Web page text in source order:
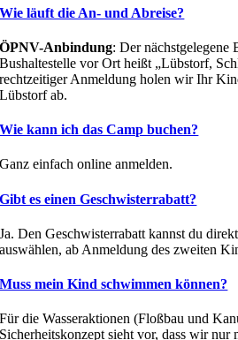
Wie läuft die An- und Abreise?
ÖPNV-Anbindung: Der nächstgelegene
Bushaltestelle vor Ort heißt „Lübstorf,
rechtzeitiger Anmeldung holen wir Ihr
Lübstorf ab.
Wie kann ich das Camp buchen?
Ganz einfach online anmelden.
Gibt es einen Geschwisterrabatt?
Ja. Den Geschwisterrabatt kannst du
auswählen, ab Anmeldung des zweiten
Muss mein Kind schwimmen können?
Für die Wasseraktionen (Floßbau und
Sicherheitskonzept sieht vor, dass wir nur